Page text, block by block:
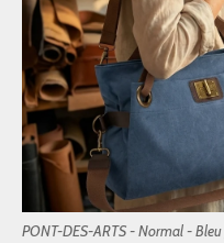
PONT-DES-ARTS - Normal - Bleu